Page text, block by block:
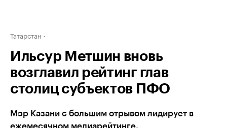
Татарстан
Ильсур Метшин вновь
возглавил рейтинг глав
столиц субъектов ПФО
Мэр Казани с большим отрывом лидирует в
ежемесячном медиарейтинге.